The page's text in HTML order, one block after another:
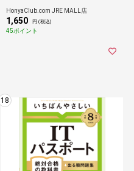
HonyaClub.com JRE MALL店
1,650 円 (税込)
45ポイント
18